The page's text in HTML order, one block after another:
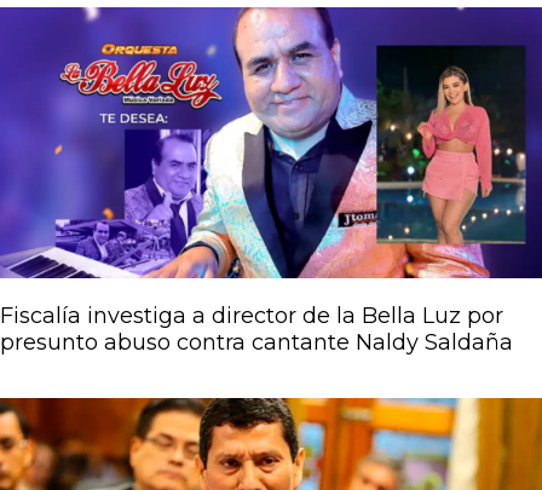
Fiscalía investiga a director de la Bella Luz por
presunto abuso contra cantante Naldy Saldaña
PáginaPágina
Página
Página
Página